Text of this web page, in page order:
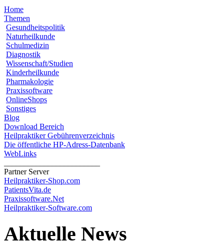
Home
Themen
Gesundheitspolitik
Naturheilkunde
Schulmedizin
Diagnostik
Wissenschaft/Studien
Kinderheilkunde
Pharmakologie
Praxissoftware
OnlineShops
Sonstiges
Blog
Download Bereich
Heilpraktiker Gebührenverzeichnis
Die öffentliche HP-Adress-Datenbank
WebLinks
Partner Server
Heilpraktiker-Shop.com
PatientsVita.de
Praxissoftware.Net
Heilpraktiker-Software.com
Aktuelle News